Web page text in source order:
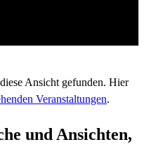
Ansicht gefunden. Hier
Veranstaltungen.
und Ansichten,